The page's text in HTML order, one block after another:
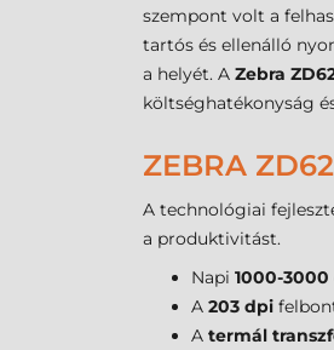
szempont volt a
tartós és ellenálló
a helyét. A Zebra
költséghatékonyság
ZEBRA
A technológiai
a produktivitást.
Napi 1000-
A 203 dpi
A termál